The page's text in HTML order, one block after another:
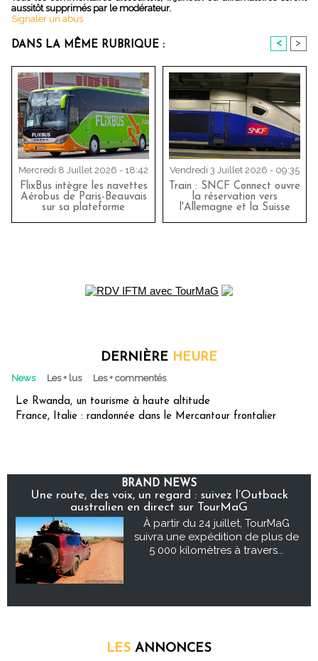
aussitôt supprimés par le modérateur.
Signaler un abus
DANS LA MÊME RUBRIQUE : < >
Mercredi 8 Juillet 2026 - 18:42
FlixBus intègre les navettes
Aérobus de Paris-Beauvais
sur sa plateforme
Vendredi 3 Juillet 2026 - 09:35
Train : SNCF Connect ouvre
la réservation vers
l'Allemagne et la Suisse
DERNIÈRE HEURE
News Les + lus Les + commentés
Le Rwanda, un tourisme à haute altitude
France, Italie : randonnée dans le Mercantour frontalier
BRAND NEWS
Une route, des voix, un regard : suivez l’Outback
australien en direct sur TourMaG
À partir du 24 juillet, TourMaG
suivra une expédition de plus de
5 000 kilomètres à travers...
LES ANNONCES